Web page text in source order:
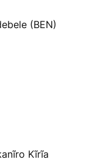
(BEN)
Kĩrĩa